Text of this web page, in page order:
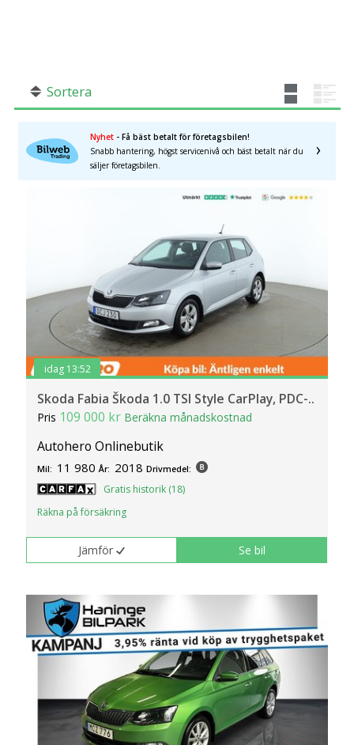
Stockholms län
Sortera
Nyhet - Få bäst betalt för företagsbilen!
Snabb hantering, högst servicenivå och bäst betalt när du
säljer företagsbilen.
idag 13:52
Skoda Fabia Škoda 1.0 TSI Style CarPlay, PDC-..
Pris 109 000 kr Beräkna månadskostnad
Autohero Onlinebutik
Mil: 11 980 År: 2018 Drivmedel:
Gratis historik (18)
Räkna på försäkring
Jämför Se bil